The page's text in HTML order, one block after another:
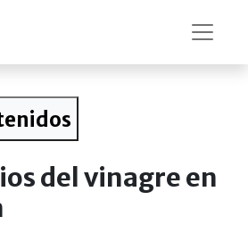
del vinagre en